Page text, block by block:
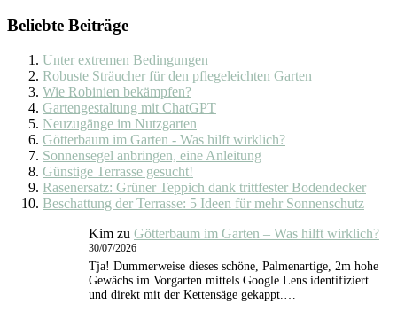
Beliebte Beiträge
Unter extremen Bedingungen
Robuste Sträucher für den pflegeleichten Garten
Wie Robinien bekämpfen?
Gartengestaltung mit ChatGPT
Neuzugänge im Nutzgarten
Götterbaum im Garten - Was hilft wirklich?
Sonnensegel anbringen, eine Anleitung
Günstige Terrasse gesucht!
Rasenersatz: Grüner Teppich dank trittfester Bodendecker
Beschattung der Terrasse: 5 Ideen für mehr Sonnenschutz
Kim zu Götterbaum im Garten – Was hilft wirklich?
30/07/2026
Tja! Dummerweise dieses schöne, Palmenartige, 2m hohe
Gewächs im Vorgarten mittels Google Lens identifiziert
und direkt mit der Kettensäge gekappt.…